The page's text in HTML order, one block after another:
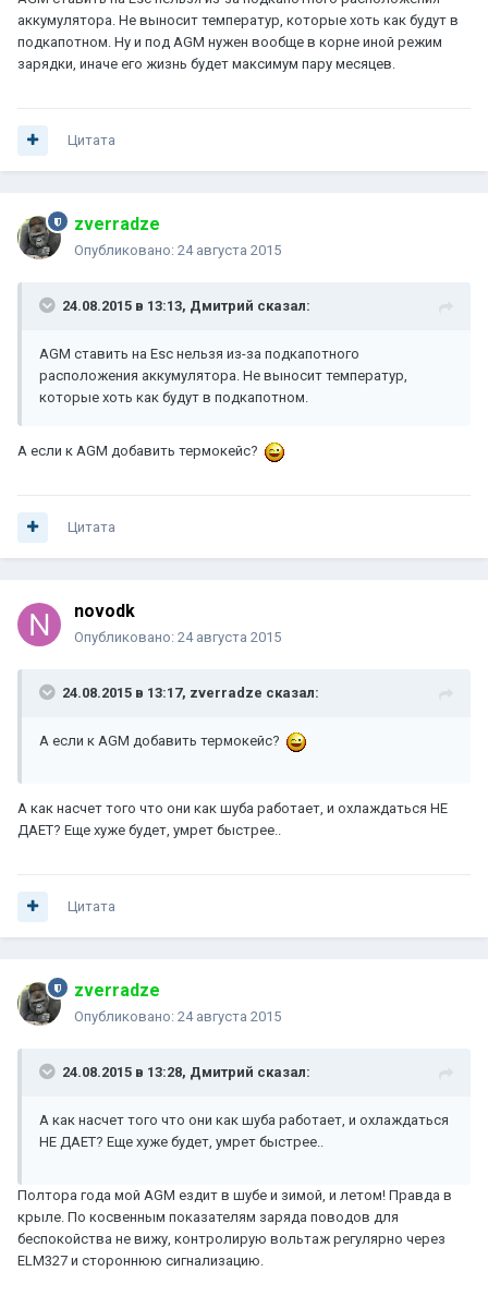
аккумулятора. Не выносит температур, которые хоть как будут в
подкапотном. Ну и под AGM нужен вообще в корне иной режим
зарядки, иначе его жизнь будет максимум пару месяцев.
Цитата
zverradze
Опубликовано: 24 августа 2015
24.08.2015 в 13:13, Дмитрий сказал:
AGM ставить на Esc нельзя из-за подкапотного
расположения аккумулятора. Не выносит температур,
которые хоть как будут в подкапотном.
А если к AGM добавить термокейс?
Цитата
novodk
Опубликовано: 24 августа 2015
24.08.2015 в 13:17, zverradze сказал:
А если к AGM добавить термокейс?
А как насчет того что они как шуба работает, и охлаждаться НЕ
ДАЕТ? Еще хуже будет, умрет быстрее..
Цитата
zverradze
Опубликовано: 24 августа 2015
24.08.2015 в 13:28, Дмитрий сказал:
А как насчет того что они как шуба работает, и охлаждаться
НЕ ДАЕТ? Еще хуже будет, умрет быстрее..
Полтора года мой AGM ездит в шубе и зимой, и летом! Правда в
крыле. По косвенным показателям заряда поводов для
беспокойства не вижу, контролирую вольтаж регулярно через
ELM327 и стороннюю сигнализацию.